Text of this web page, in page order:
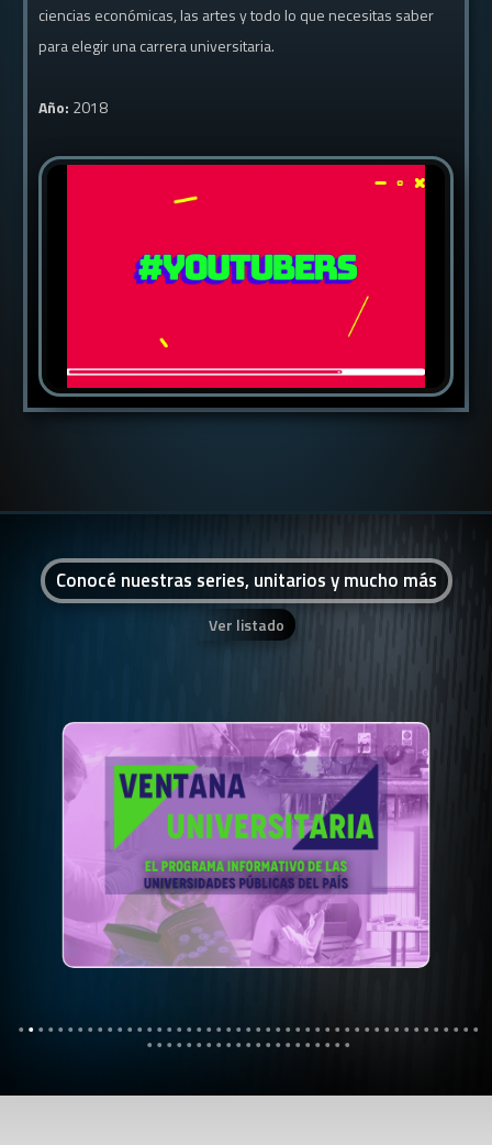
ciencias económicas, las artes y todo lo que necesitas saber
para elegir una carrera universitaria.
Año: 2018
Conocé nuestras series, unitarios y mucho más
Ver listado